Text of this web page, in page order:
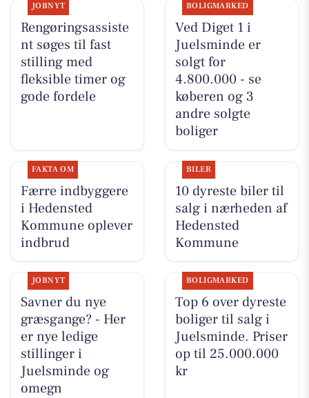
JOBNYT
Rengøringsassiste
nt søges til fast
stilling med
fleksible timer og
gode fordele
BOLIGMARKED
Ved Diget 1 i
Juelsminde er
solgt for
4.800.000 - se
køberen og 3
andre solgte
boliger
FAKTA OM
Færre indbyggere
i Hedensted
Kommune oplever
indbrud
BILER
10 dyreste biler til
salg i nærheden af
Hedensted
Kommune
JOBNYT
Savner du nye
græsgange? - Her
er nye ledige
stillinger i
Juelsminde og
omegn
BOLIGMARKED
Top 6 over dyreste
boliger til salg i
Juelsminde. Priser
op til 25.000.000
kr